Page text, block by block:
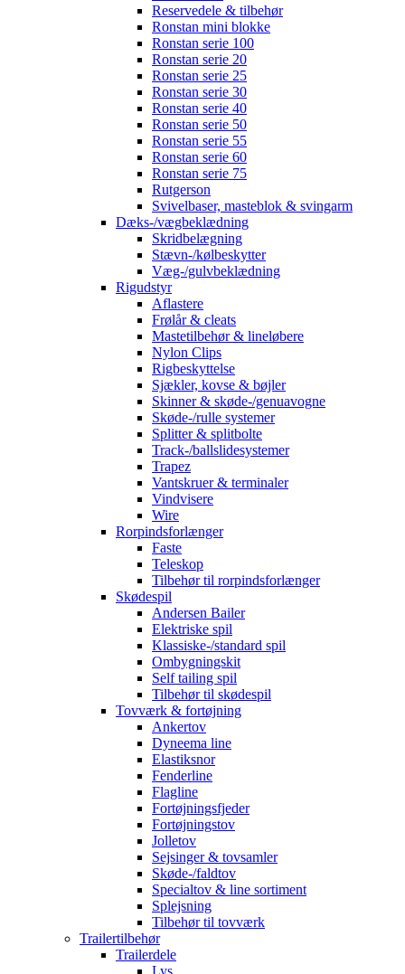
Reservedele & tilbehør
Ronstan mini blokke
Ronstan serie 100
Ronstan serie 20
Ronstan serie 25
Ronstan serie 30
Ronstan serie 40
Ronstan serie 50
Ronstan serie 55
Ronstan serie 60
Ronstan serie 75
Rutgerson
Svivelbaser, masteblok & svingarm
Dæks-/vægbeklædning
Skridbelægning
Stævn-/kølbeskytter
Væg-/gulvbeklædning
Rigudstyr
Aflastere
Frølår & cleats
Mastetilbehør & lineløbere
Nylon Clips
Rigbeskyttelse
Sjækler, kovse & bøjler
Skinner & skøde-/genuavogne
Skøde-/rulle systemer
Splitter & splitbolte
Track-/ballslidesystemer
Trapez
Vantskruer & terminaler
Vindvisere
Wire
Rorpindsforlænger
Faste
Teleskop
Tilbehør til rorpindsforlænger
Skødespil
Andersen Bailer
Elektriske spil
Klassiske-/standard spil
Ombygningskit
Self tailing spil
Tilbehør til skødespil
Tovværk & fortøjning
Ankertov
Dyneema line
Elastiksnor
Fenderline
Flagline
Fortøjningsfjeder
Fortøjningstov
Jolletov
Sejsinger & tovsamler
Skøde-/faldtov
Specialtov & line sortiment
Splejsning
Tilbehør til tovværk
Trailertilbehør
Trailerdele